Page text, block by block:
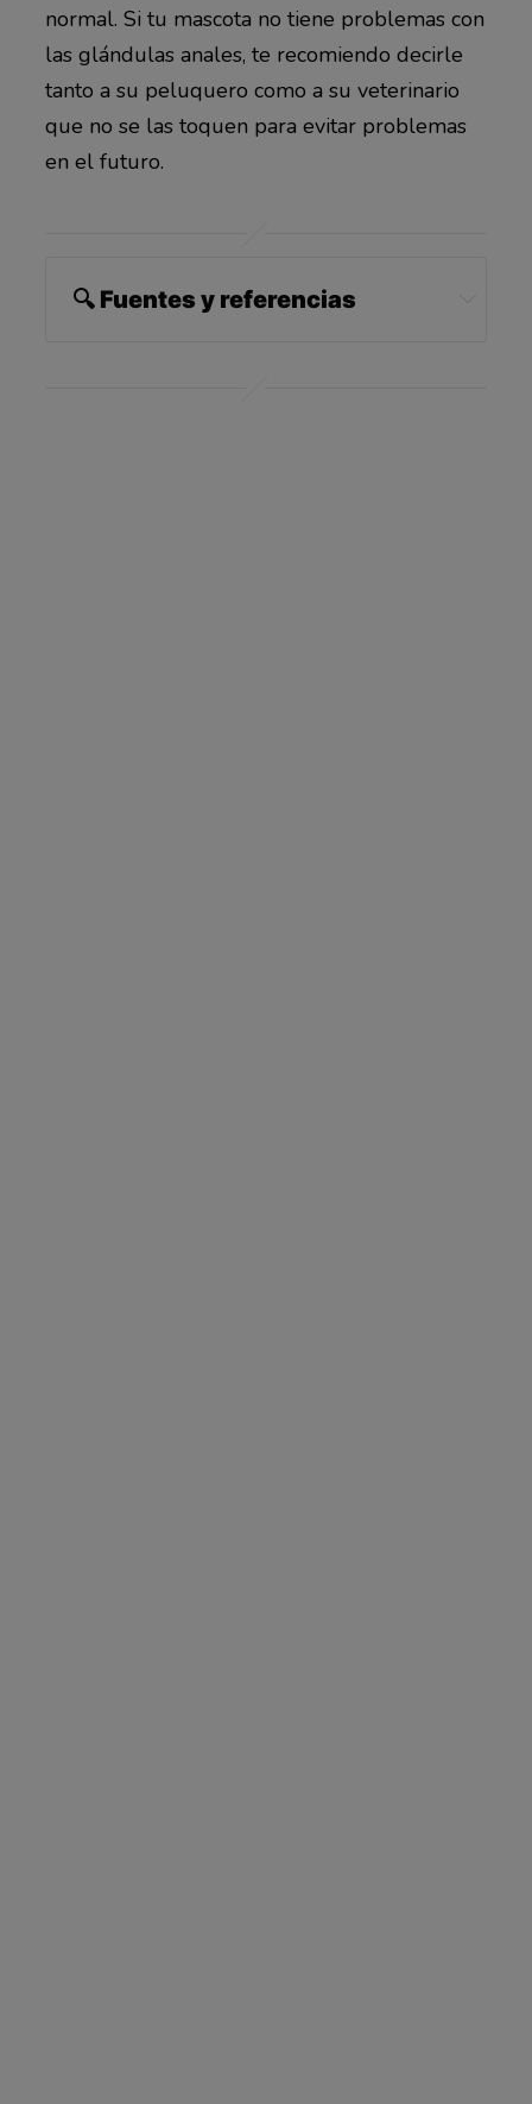
normal. Si tu mascota no tiene problemas con
las glándulas anales, te recomiendo decirle
tanto a su peluquero como a su veterinario
que no se las toquen para evitar problemas
en el futuro.
🔍 Fuentes y referencias